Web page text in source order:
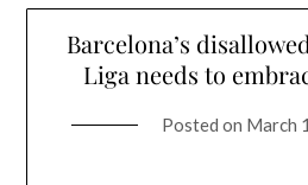
Barcelona’s
Liga needs to
Posted on March